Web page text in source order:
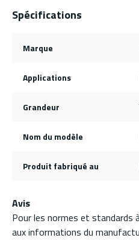
Spécifications
Marque
Applications
Grandeur
Nom du modèle
Produit fabriqué au
Avis
Pour les normes et standards
aux informations du